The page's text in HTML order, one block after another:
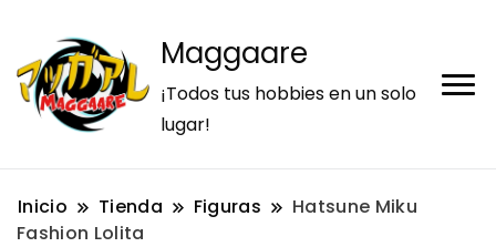
Maggaare
¡Todos tus hobbies en un solo
lugar!
Inicio Tienda Figuras
Hatsune Miku
Fashion Lolita